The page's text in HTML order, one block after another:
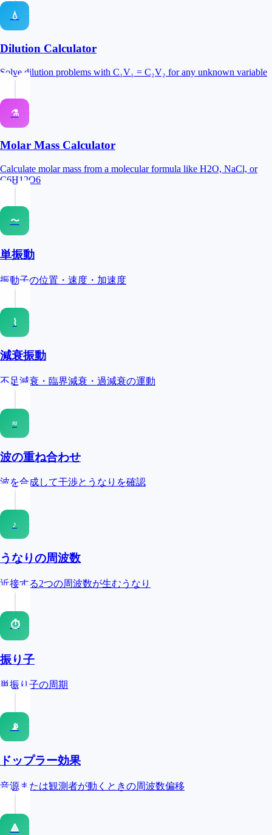
💧
Dilution Calculator
Solve dilution problems with C₁V₁ = C₂V₂ for any unknown variable
⚗️
Molar Mass Calculator
Calculate molar mass from a molecular formula like H2O, NaCl, or
C6H12O6
〜
単振動
振動子の位置・速度・加速度
⌇
減衰振動
不足減衰・臨界減衰・過減衰の運動
≈
波の重ね合わせ
波を合成して干渉とうなりを確認
♪
うなりの周波数
近接する2つの周波数が生むうなり
⏱
振り子
単振り子の周期
📡
ドップラー効果
音源または観測者が動くときの周波数偏移
🔺